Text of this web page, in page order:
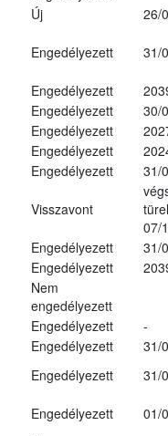
Új
26/
Engedélyezett 31/
Engedélyezett
Engedélyezett
30/
Engedélyezett
Engedélyezett
Engedélyezett 31/
Visszavont
07/
Engedélyezett
31/
Engedélyezett
Nem
engedélyezett
Engedélyezett
-
Engedélyezett
31/
Engedélyezett
31/
Engedélyezett 01/